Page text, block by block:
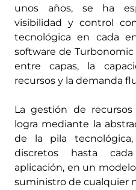
unos años, se ha
visibilidad y control
tecnológica en cada
software de
entre capas, la
recursos y la demanda
La gestión de
logra mediante la
de la pila
discretos hasta
aplicación, en un
suministro de cualquier